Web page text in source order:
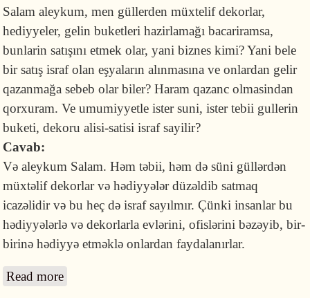
Salam aleykum, men güllerden müxtelif dekorlar,
hediyyeler, gelin buketleri hazirlamağı bacariramsa,
bunlarin satışını etmek olar, yani biznes kimi? Yani bele
bir satış israf olan eşyaların alınmasına ve onlardan gelir
qazanmağa sebeb olar biler? Haram qazanc olmasindan
qorxuram. Ve umumiyyetle ister suni, ister tebii gullerin
buketi, dekoru alisi-satisi israf sayilir?
Cavab:
Və aleykum Salam. Həm təbii, həm də süni güllərdən
müxtəlif dekorlar və hədiyyələr düzəldib satmaq
icazəlidir və bu heç də israf sayılmır. Çünki insanlar bu
hədiyyələrlə və dekorlarla evlərini, ofislərini bəzəyib, bir-
birinə hədiyyə etməklə onlardan faydalanırlar.
Read more